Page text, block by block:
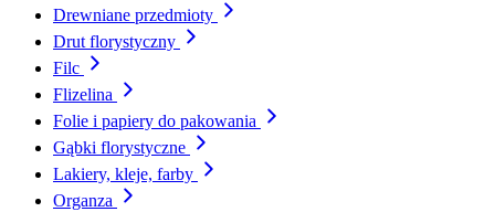
Drewniane przedmioty
Drut florystyczny
Filc
Flizelina
Folie i papiery do pakowania
Gąbki florystyczne
Lakiery, kleje, farby
Organza